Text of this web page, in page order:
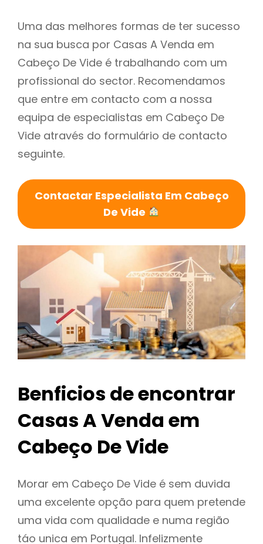
Uma das melhores formas de ter sucesso
na sua busca por Casas A Venda em
Cabeço De Vide é trabalhando com um
profissional do sector. Recomendamos
que entre em contacto com a nossa
equipa de especialistas em Cabeço De
Vide através do formulário de contacto
seguinte.
Contactar Especialista Em Cabeço
De Vide
Benficios de encontrar
Casas A Venda em
Cabeço De Vide
Morar em Cabeço De Vide é sem duvida
uma excelente opção para quem pretende
uma vida com qualidade e numa região
táo unica em Portugal. Infelizmente